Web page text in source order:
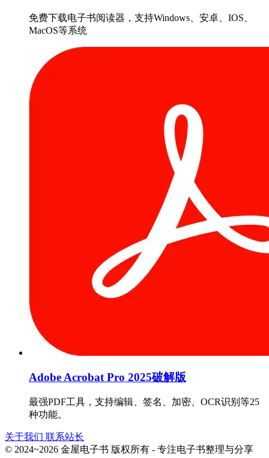
免费下载电子书阅读器，支持Windows、安卓、IOS、
MacOS等系统
Adobe Acrobat Pro 2025破解版
最强PDF工具，支持编辑、签名、加密、OCR识别等25
种功能。
关于我们 联系站长
© 2024~2026 金屋电子书 版权所有 - 专注电子书整理与分享